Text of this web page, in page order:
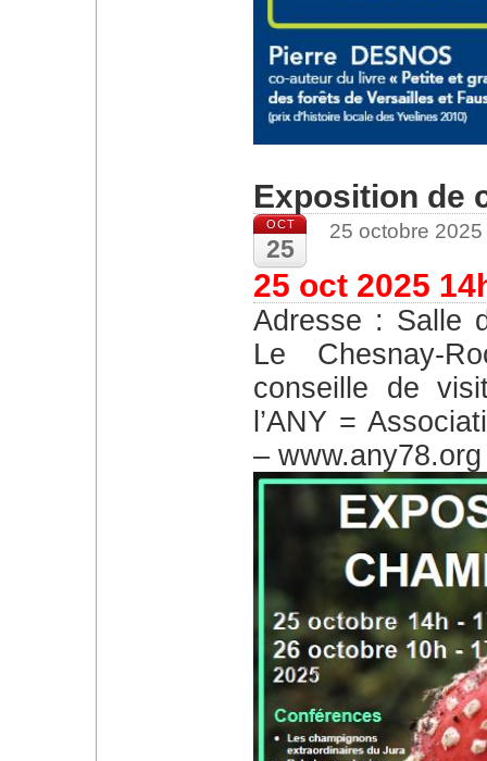
Exposition de
OCT
25
25 octobre
25 oct 2025
Adresse : Salle des fêtes au 50 rue de Versailles
Le Chesnay-
conseille de
l’ANY =
– www.any78.org